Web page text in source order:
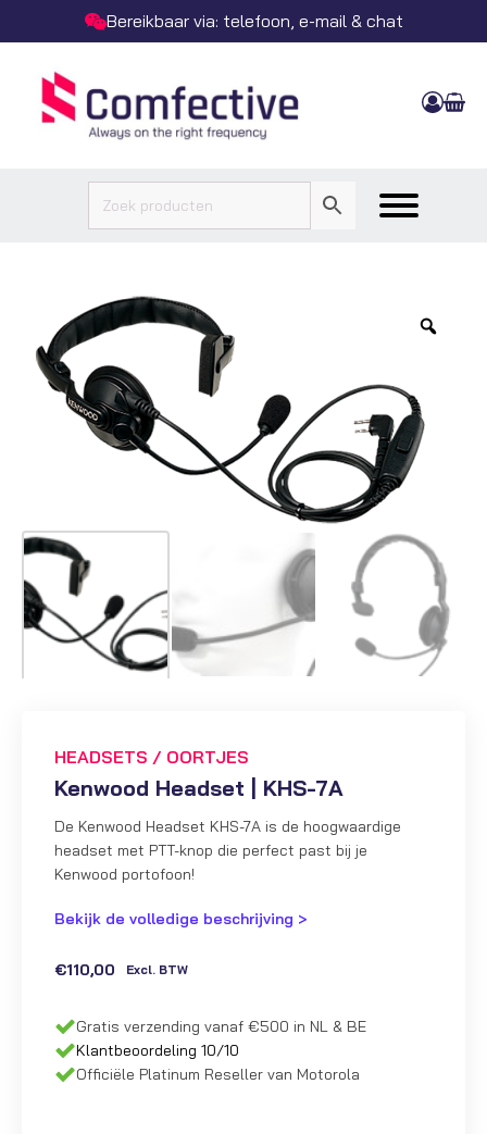
Bereikbaar via: telefoon, e-mail & chat
HEADSETS / OORTJES
Kenwood Headset | KHS-7A
De Kenwood Headset KHS-7A is de hoogwaardige
headset met PTT-knop die perfect past bij je
Kenwood portofoon!
Bekijk de volledige beschrijving >
€110,00 Excl. BTW
Gratis verzending vanaf €500 in NL & BE
Klantbeoordeling 10/10
Officiële Platinum Reseller van Motorola